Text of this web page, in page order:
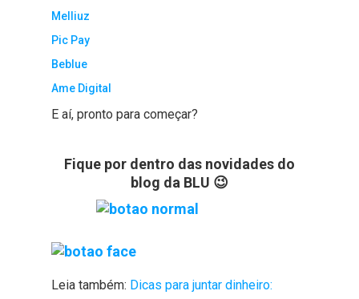
Melliuz
Pic Pay
Beblue
Ame Digital
E aí, pronto para começar?
Fique por dentro das novidades do
blog da BLU 😉
Leia também: Dicas para juntar dinheiro: